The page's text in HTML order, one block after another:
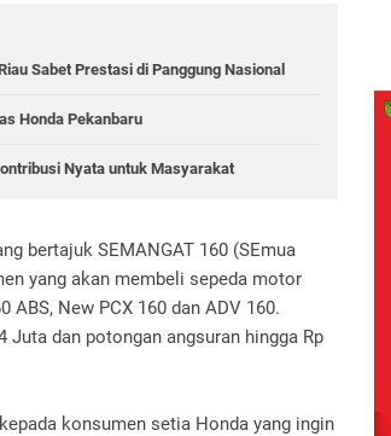
Sabet Prestasi di Panggung Nasional
Honda Pekanbaru
Nyata untuk Masyarakat
bertajuk SEMANGAT 160 (SEmua
yang akan membeli sepeda motor
ABS, New PCX 160 dan ADV 160.
Juta dan potongan angsuran hingga Rp
konsumen setia Honda yang ingin